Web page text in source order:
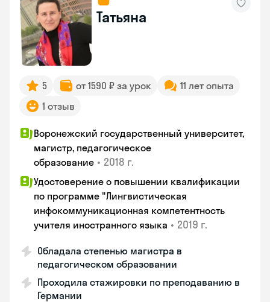
Татьяна
5 от 1590 ₽ за урок
11 лет опыта
1 отзыв
Воронежский государственный университет,
магистр, педагогическое
образование • 2018 г.
Удостоверение о повышении квалификации
по программе "Лингвистическая
инфокоммуникационная компетентность
учителя иностранного языка • 2019 г.
Обладала степенью магистра в
педагогическом образовании
Проходила стажировки по преподаванию в
Германии